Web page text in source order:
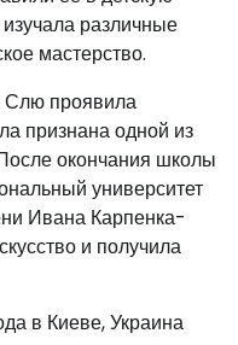
различные
мастерство.
Слю проявила
признана одной из
окончания школы
университет
Ивана Карпенка-
и получила
в Киеве, Украина